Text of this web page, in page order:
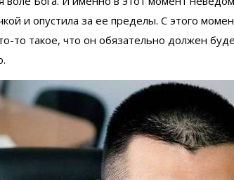
и опустила за ее пределы. С этого
то такое, что он обязательно должен